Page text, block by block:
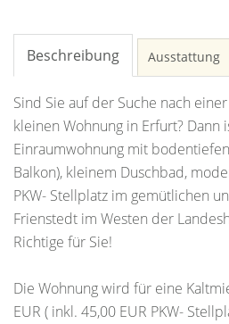
Beschreibung Ausstattung
Sind Sie auf der Suche nach
kleinen Wohnung in Erfurt? Dann
Einraumwohnung mit
Balkon), kleinem Duschbad,
PKW- Stellplatz im gemütlichen
Frienstedt im Westen der
Richtige für Sie!
Die Wohnung wird für eine
EUR ( inkl. 45,00 EUR PKW-